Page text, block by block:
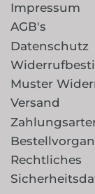
Impressum
AGB's
Datenschutz
Muster
Versand
Rechtliches